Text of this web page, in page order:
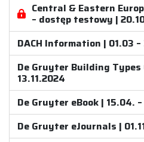
Central & Eastern
– dostęp testowy |
DACH Information | 01.03
De Gruyter Building Types
13.11.2024
De Gruyter eBook | 15.04.
De Gruyter eJournals |